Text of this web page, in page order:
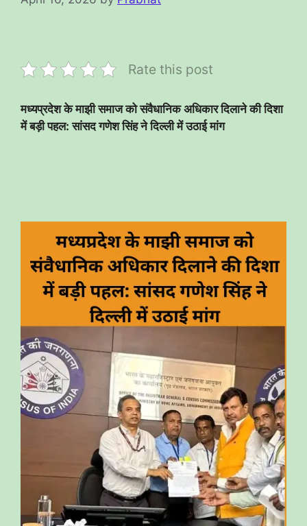
Rate this post
मध्यप्रदेश के माझी समाज को संवैधानिक अधिकार दिलाने की दिशा
में बड़ी पहल: सांसद गणेश सिंह ने दिल्ली में उठाई मांग